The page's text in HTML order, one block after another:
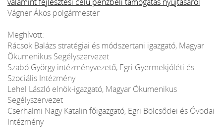
Vágner Ákos polgármester
Meghívott:
Rácsok Balázs stratégiai és módszertani igazgató, Magyar
Ökumenikus Segélyszervezet
Szabó György intézményvezető, Egri Gyermekjóléti és
Szociális Intézmény
Lehel László elnök-igazgató, Magyar Ökumenikus
Segélyszervezet
Cserhalmi Nagy Katalin főigazgató, Egri Bölcsődei és Óvodai
Intézmény